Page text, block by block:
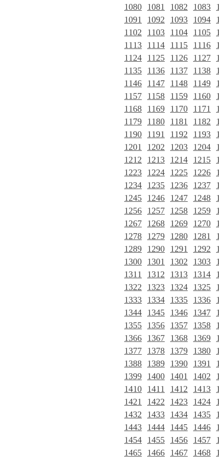
1080 1081 1082 1083
1091
1092 1093 1094
1102
1103 1104 1105
1113 1114 1115 1116
1124 1125 1126 1127
1135 1136 1137 1138
1146 1147 1148 1149
1157 1158 1159 1160
1168 1169 1170 1171
1179 1180 1181 1182
1190 1191 1192 1193
1201
1202 1203 1204
1212
1213 1214 1215
1223 1224 1225 1226
1234 1235 1236 1237
1245 1246 1247 1248
1256 1257 1258 1259
1267 1268 1269 1270
1278 1279 1280 1281
1289 1290 1291 1292
1300 1301 1302 1303
1311
1312 1313 1314
1322
1323 1324 1325
1333 1334 1335 1336
1344 1345 1346 1347
1355 1356 1357 1358
1366 1367 1368 1369
1377 1378 1379 1380
1388 1389 1390 1391
1399 1400 1401 1402
1410 1411 1412 1413
1421
1422 1423 1424
1432
1433 1434 1435
1443 1444 1445 1446
1454 1455 1456 1457
1465 1466 1467 1468